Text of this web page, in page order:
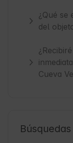
¿Qué se
del
Cueva